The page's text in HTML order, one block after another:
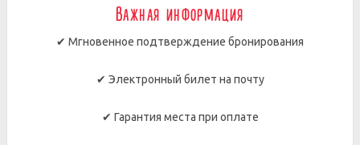
Важная информация
✔ Мгновенное подтверждение бронирования
✔ Электронный билет на почту
✔ Гарантия места при оплате